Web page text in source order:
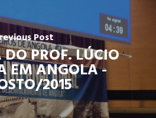
Post
DO PROF. LÚCIO
EM ANGOLA -
2015